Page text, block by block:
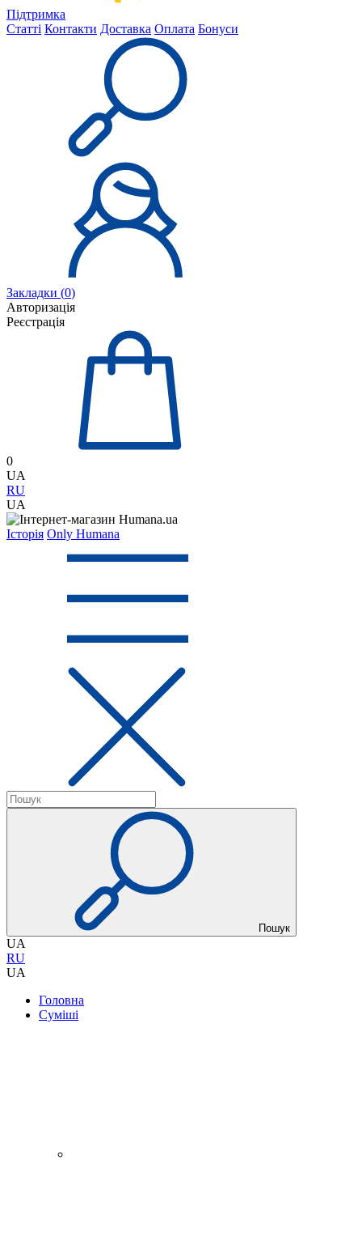
Підтримка
Статті Контакти Доставка Оплата Бонуси
Закладки (0)
Авторизація
Реєстрація
0
UA
RU
UA
Історія Only Humana
Пошук
UA
RU
UA
Головна
Суміші